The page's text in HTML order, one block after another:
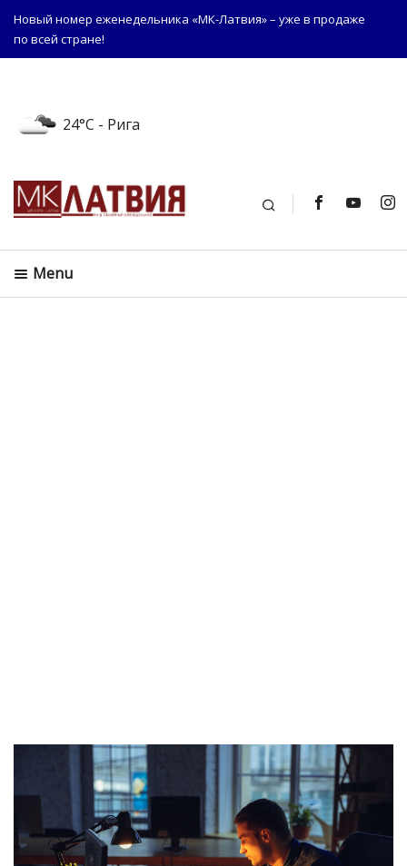
Новый номер еженедельника «МК-Латвия» – уже в продаже
по всей стране!
24°C - Рига
Поиск
Menu